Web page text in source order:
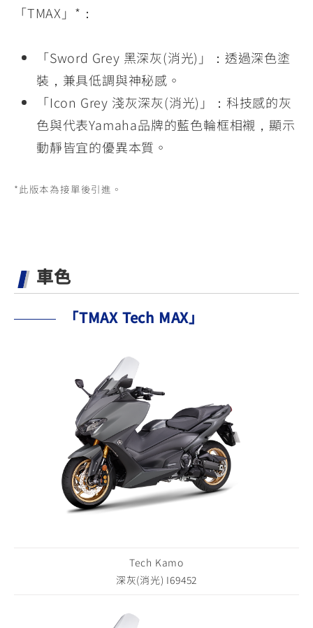
「TMAX」*：
「Sword Grey 黑深灰(消光)」：透過深色塗
裝，兼具低調與神秘感。
「Icon Grey 淺灰深灰(消光)」：科技感的灰
色與代表Yamaha品牌的藍色輪框相襯，顯示
動靜皆宜的優異本質。
*此版本為接單後引進。
車色
「TMAX Tech MAX」
Tech Kamo
深灰(消光) I69452